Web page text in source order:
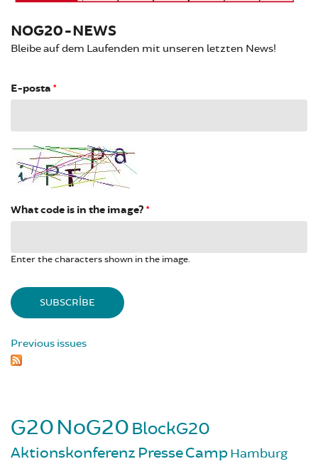
NOG20-NEWS
Bleibe auf dem Laufenden mit unseren letzten News!
E-posta *
What code is in the image? *
Enter the characters shown in the image.
Previous issues
G20NoG20 BlockG20
Aktionskonferenz PresseCampHamburg